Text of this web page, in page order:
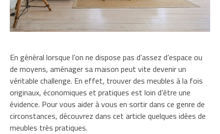
En général lorsque l’on ne dispose pas d’assez d’espace ou
de moyens, aménager sa maison peut vite devenir un
véritable challenge. En effet, trouver des meubles à la fois
originaux, économiques et pratiques est loin d’être une
évidence. Pour vous aider à vous en sortir dans ce genre de
circonstances, découvrez dans cet article quelques idées de
meubles très pratiques.